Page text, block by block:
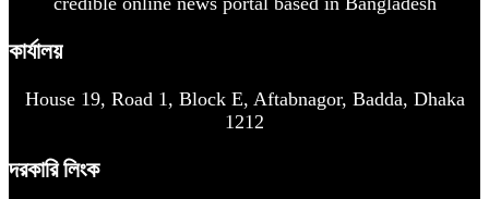
কার্যালয়
House 19, Road 1, Block E, Aftabnagor, Badda, Dhaka
1212
দরকারি লিংক